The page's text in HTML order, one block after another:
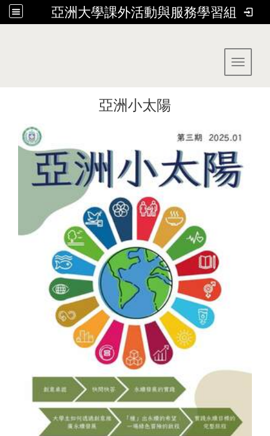
亞洲大學課外活動與服務學習組
Toggle
亞洲小太陽